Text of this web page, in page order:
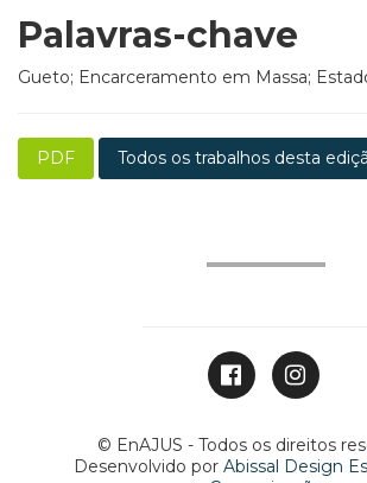
Palavras-chave
Gueto; Encarceramento em Massa;
PDF Todos os trabalhos desta
© EnAJUS - Todos os direitos
Desenvolvido por Abissal Design